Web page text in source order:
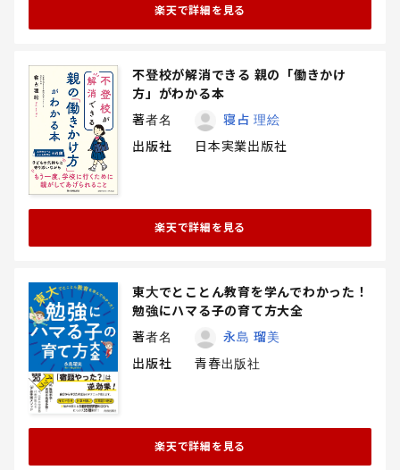
楽天で詳細を見る
不登校が解消できる 親の「働きかけ
方」がわかる本
著者名
寝占 理絵
出版社
日本実業出版社
楽天で詳細を見る
東大でとことん教育を学んでわかった！
勉強にハマる子の育て方大全
著者名
永島 瑠美
出版社
青春出版社
楽天で詳細を見る